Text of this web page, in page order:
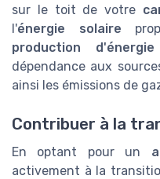
sur le toit de votre
l'énergie solaire
production d'énergie
dépendance aux
ainsi les émissions de
Contribuer à la
En optant pour un
activement à la